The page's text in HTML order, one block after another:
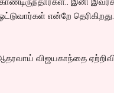
என்றே தெரிகிறது.
விஜயகாந்தை